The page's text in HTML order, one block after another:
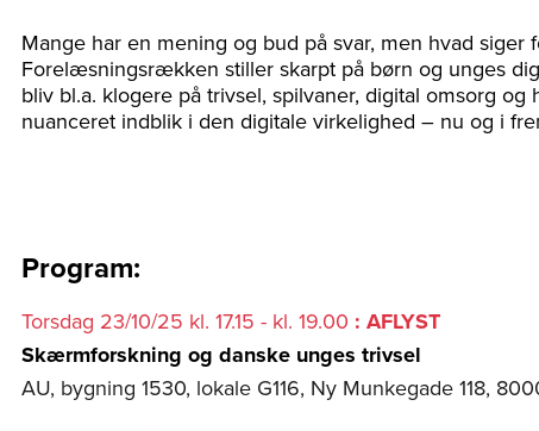
Mange har en mening og bud på svar, men hvad siger
Forelæsningsrækken stiller skarpt på børn og unges
bliv bl.a. klogere på trivsel, spilvaner, digital omsorg
nuanceret indblik i den digitale virkelighed – nu og i
Program:
Torsdag 23/10/25 kl. 17.15 - kl. 19.00 : AFLYST
Skærmforskning og danske unges trivsel
AU, bygning 1530, lokale G116, Ny Munkegade 118,